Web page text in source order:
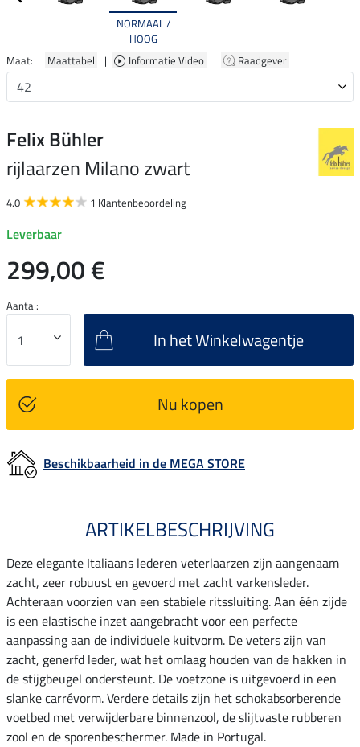
NORMAAL /
HOOG
Maat: | Maattabel | Informatie Video | Raadgever
Felix Bühler
rijlaarzen Milano zwart
4.0 1 Klantenbeoordeling
Leverbaar
299,00 €
Aantal:
In het Winkelwagentje
Nu kopen
Beschikbaarheid in de MEGA STORE
ARTIKELBESCHRIJVING
Deze elegante Italiaans lederen veterlaarzen zijn aangenaam
zacht, zeer robuust en gevoerd met zacht varkensleder.
Achteraan voorzien van een stabiele ritssluiting. Aan één zijde
is een elastische inzet aangebracht voor een perfecte
aanpassing aan de individuele kuitvorm. De veters zijn van
zacht, generfd leder, wat het omlaag houden van de hakken in
de stijgbeugel ondersteunt. De voetzone is uitgevoerd in een
slanke carrévorm. Verdere details zijn het schokabsorberende
voetbed met verwijderbare binnenzool, de slijtvaste rubberen
zool en de sporenbeschermer. Made in Portugal.